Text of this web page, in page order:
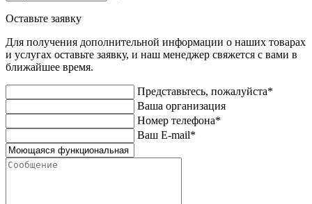
Оставьте заявку
Для получения дополнительной информации о наших товарах
и услугах оставьте заявку, и наш менеджер свяжется с вами в
ближайшее время.
Представьтесь, пожалуйста*
Ваша организация
Номер телефона*
Ваш E-mail*